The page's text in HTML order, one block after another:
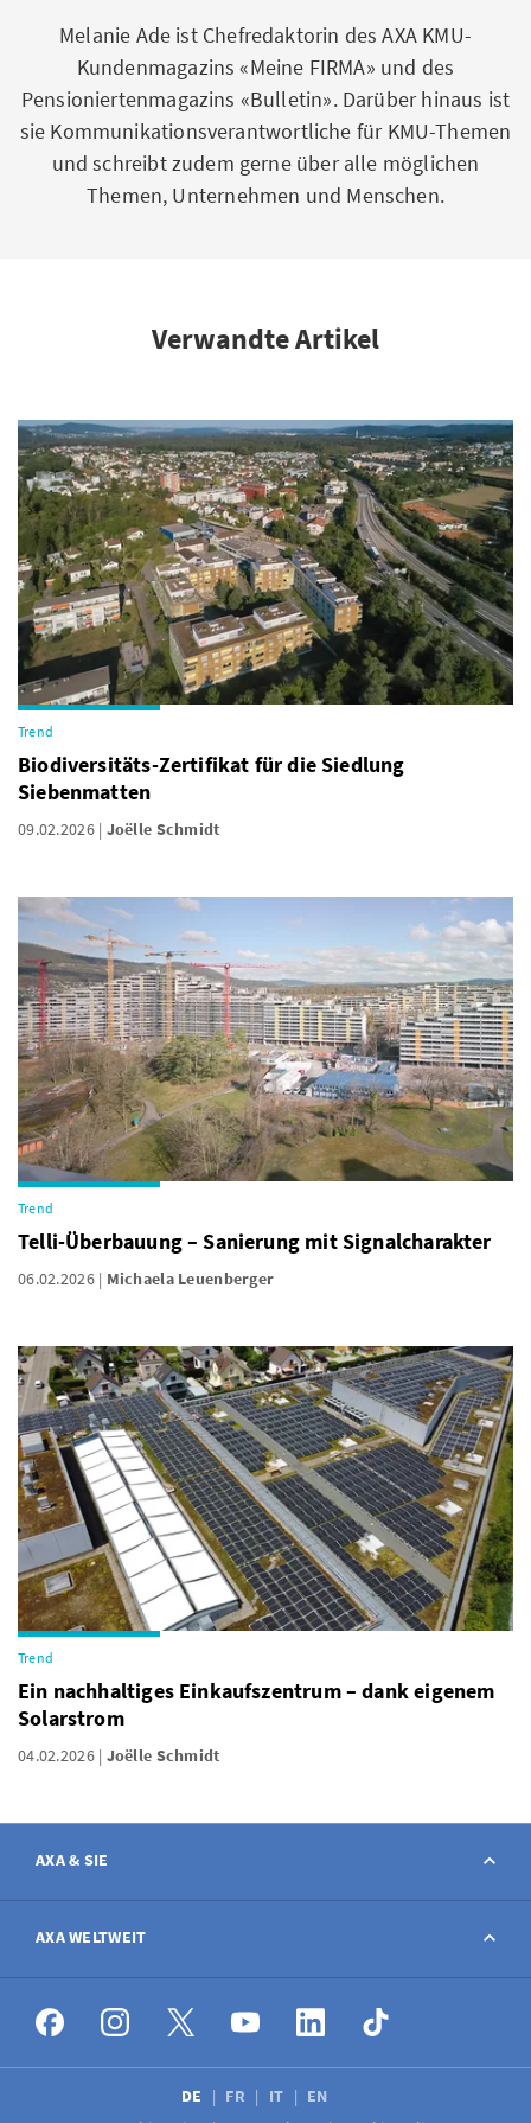
Melanie Ade ist Chefredaktorin des AXA KMU-
Kundenmagazins «Meine FIRMA» und des
Pensioniertenmagazins «Bulletin». Darüber hinaus ist
sie Kommunikationsverantwortliche für KMU-Themen
und schreibt zudem gerne über alle möglichen
Themen, Unternehmen und Menschen.
Verwandte Artikel
Trend
Biodiversitäts-Zertifikat für die Siedlung
Siebenmatten
09.02.2026 Joëlle Schmidt
Trend
Telli-Überbauung – Sanierung mit Signalcharakter
06.02.2026 Michaela Leuenberger
Trend
Ein nachhaltiges Einkaufszentrum – dank eigenem
Solarstrom
04.02.2026 Joëlle Schmidt
AXA & SIE
Kontakt
Schaden melden
Stellenangebote
AXA WELTWEIT
AXA weltweit
DE FR IT
EN